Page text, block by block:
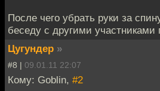
После чего убрать руки за
беседу с другими участниками
Цугундер »
#8 | 09.01.11 22:07
Кому: Goblin, #2